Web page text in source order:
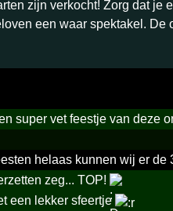
zijn verkocht! Zorg dat
een waar spektakel.
super vet feestje van deze
helaas kunnen wij er
zeg... TOP!
een lekker sfeertje